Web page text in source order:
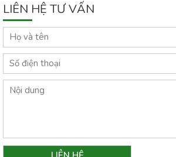
LIÊN HỆ TƯ VẤN